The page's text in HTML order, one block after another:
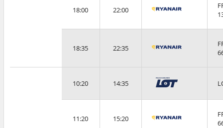
18:00 22:00
18:35 22:35
10:20 14:35
11:20 15:20